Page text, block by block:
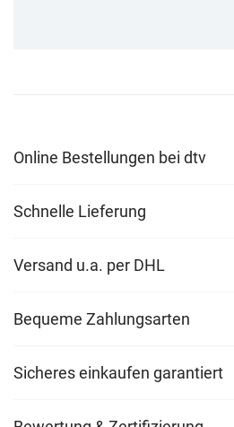
Online Bestellungen bei dtv
Schnelle Lieferung
Versand u.a. per DHL
Bequeme Zahlungsarten
Sicheres einkaufen garantiert